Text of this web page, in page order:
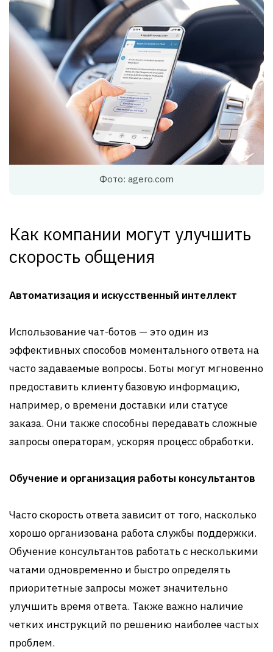
Фото: agero.com
Как компании могут улучшить
скорость общения
Автоматизация и искусственный интеллект
Использование чат-ботов — это один из
эффективных способов моментального ответа на
часто задаваемые вопросы. Боты могут мгновенно
предоставить клиенту базовую информацию,
например, о времени доставки или статусе
заказа. Они также способны передавать сложные
запросы операторам, ускоряя процесс обработки.
Обучение и организация работы консультантов
Часто скорость ответа зависит от того, насколько
хорошо организована работа службы поддержки.
Обучение консультантов работать с несколькими
чатами одновременно и быстро определять
приоритетные запросы может значительно
улучшить время ответа. Также важно наличие
четких инструкций по решению наиболее частых
проблем.